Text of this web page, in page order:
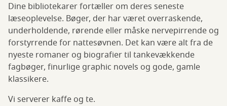
Dine bibliotekarer fortæller om deres seneste
læseoplevelse. Bøger, der har været overraskende,
underholdende, rørende eller måske nervepirrende og
forstyrrende for nattesøvnen. Det kan være alt fra de
nyeste romaner og biografier til tankevækkende
fagbøger, finurlige graphic novels og gode, gamle
klassikere.
Vi serverer kaffe og te.